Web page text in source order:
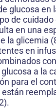
glucosa en
de
en una
la glicemia
en
a la
para el